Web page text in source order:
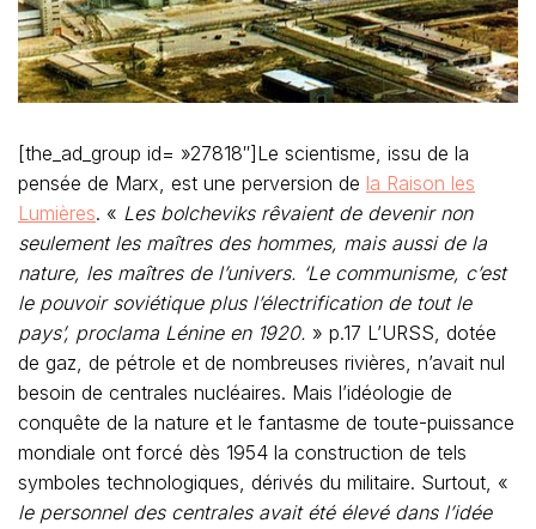
[the_ad_group id= »27818″]Le scientisme, issu de la
pensée de Marx, est une perversion de la Raison les
Lumières. « Les bolcheviks rêvaient de devenir non
seulement les maîtres des hommes, mais aussi de la
nature, les maîtres de l’univers. ‘Le communisme, c’est
le pouvoir soviétique plus l’électrification de tout le
pays’, proclama Lénine en 1920. » p.17 L’URSS, dotée
de gaz, de pétrole et de nombreuses rivières, n’avait nul
besoin de centrales nucléaires. Mais l’idéologie de
conquête de la nature et le fantasme de toute-puissance
mondiale ont forcé dès 1954 la construction de tels
symboles technologiques, dérivés du militaire. Surtout, «
le personnel des centrales avait été élevé dans l’idée